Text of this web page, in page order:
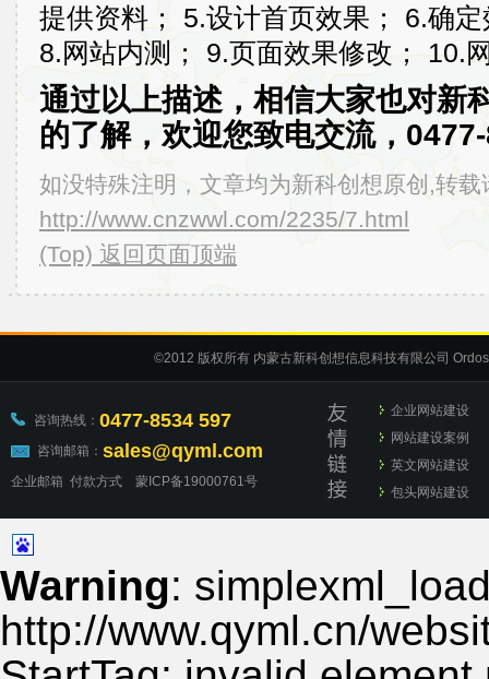
提供资料； 5.设计首页效果； 6.确
8.网站内测； 9.页面效果修改； 10.
通过以上描述，相信大家也对新
的了解，欢迎您致电交流，
如没特殊注明，文章均为新科创想原创,转载
http://www.cnzwwl.com/2235/7.html
(Top) 返回页面顶端
©2012 版权所有 内蒙古新科创想信息科技有限公司
咨询热线： 0477-8534 597
咨询邮箱： sales@qyml.com
企业邮箱 付款方式 蒙ICP备19000761号
企业网站建设
网站建设案例
英文网站建设
包头网站建设
Warning:
http://www.qyml.cn/